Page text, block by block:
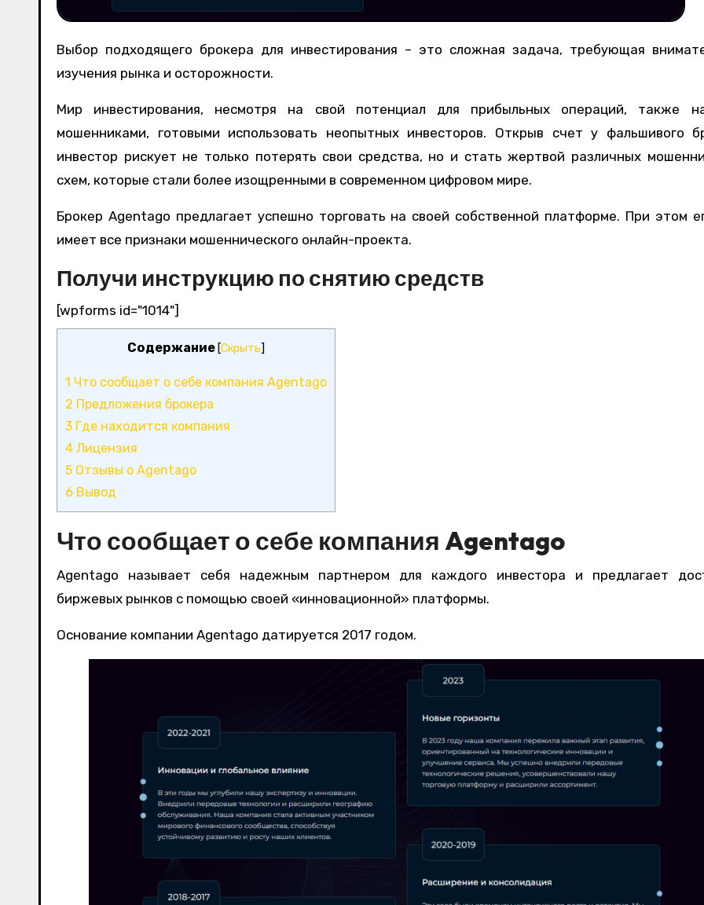
Выбор подходящего брокера для инвестирования – это сложная задача, требующая внимательного
изучения рынка и осторожности.
Мир инвестирования, несмотря на свой потенциал для прибыльных операций, также
мошенниками, готовыми использовать неопытных инвесторов. Открыв счет у фальшивого
инвестор рискует не только потерять свои средства, но и стать жертвой различных
схем, которые стали более изощренными в современном цифровом мире.
Брокер Agentago предлагает успешно торговать на своей собственной платформе. При этом
имеет все признаки мошеннического онлайн-проекта.
Получи инструкцию по снятию средств
[wpforms id="1014"]
Содержание [Скрыть]
1 Что сообщает о себе компания Agentago
2 Предложения брокера
3 Где находится компания
4 Лицензия
5 Отзывы о Agentago
6 Вывод
Что сообщает о себе компания Agentago
Agentago называет себя надежным партнером для каждого инвестора и предлагает
биржевых рынков с помощью своей «инновационной» платформы.
Основание компании Agentago датируется 2017 годом.